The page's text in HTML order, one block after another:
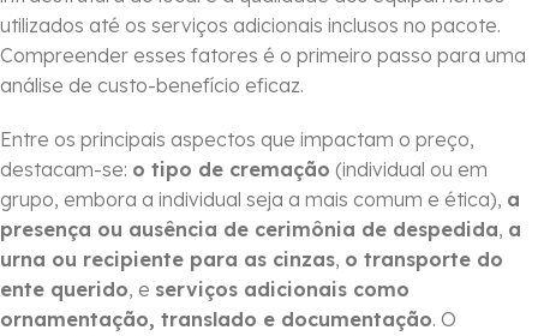
utilizados até os serviços adicionais inclusos no pacote.
Compreender esses fatores é o primeiro passo para uma
análise de custo-benefício eficaz.
Entre os principais aspectos que impactam o preço,
destacam-se: o tipo de cremação (individual ou em
grupo, embora a individual seja a mais comum e ética), a
presença ou ausência de cerimônia de despedida, a
urna ou recipiente para as cinzas, o transporte do
ente querido, e serviços adicionais como
ornamentação, translado e documentação. O